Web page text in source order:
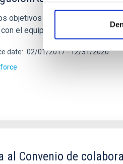
objetivos de la colaboración
el equipo de sistemas de
date 02/01/2017-12/31/2020
al Convenio de